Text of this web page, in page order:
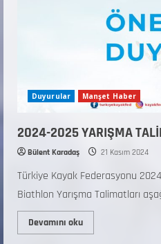
Duyurular Manşet Haber
2024-2025 YARIŞMA
Bülent Karadaş 21 Kasım 2024
Türkiye Kayak Federasyonu
Biathlon Yarışma Talimatları
Devamını oku